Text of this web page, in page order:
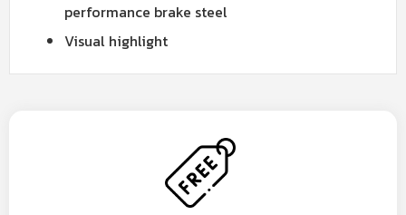
performance brake steel
Visual highlight